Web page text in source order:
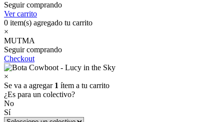
Seguir comprando
Ver carrito
0 item(s) agregado tu carrito
×
MUTMA
Seguir comprando
Checkout
×
Se va a agregar 1 ítem a tu carrito
¿Es para un colectivo?
No
Sí